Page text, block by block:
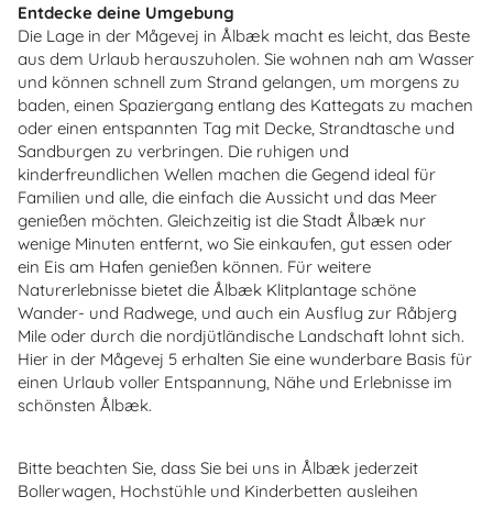
Entdecke deine Umgebung
Die Lage in der Mågevej in Ålbæk macht es leicht, das Beste
aus dem Urlaub herauszuholen. Sie wohnen nah am Wasser
und können schnell zum Strand gelangen, um morgens zu
baden, einen Spaziergang entlang des Kattegats zu machen
oder einen entspannten Tag mit Decke, Strandtasche und
Sandburgen zu verbringen. Die ruhigen und
kinderfreundlichen Wellen machen die Gegend ideal für
Familien und alle, die einfach die Aussicht und das Meer
genießen möchten. Gleichzeitig ist die Stadt Ålbæk nur
wenige Minuten entfernt, wo Sie einkaufen, gut essen oder
ein Eis am Hafen genießen können. Für weitere
Naturerlebnisse bietet die Ålbæk Klitplantage schöne
Wander- und Radwege, und auch ein Ausflug zur Råbjerg
Mile oder durch die nordjütländische Landschaft lohnt sich.
Hier in der Mågevej 5 erhalten Sie eine wunderbare Basis für
einen Urlaub voller Entspannung, Nähe und Erlebnisse im
schönsten Ålbæk.
Bitte beachten Sie, dass Sie bei uns in Ålbæk jederzeit
Bollerwagen, Hochstühle und Kinderbetten ausleihen